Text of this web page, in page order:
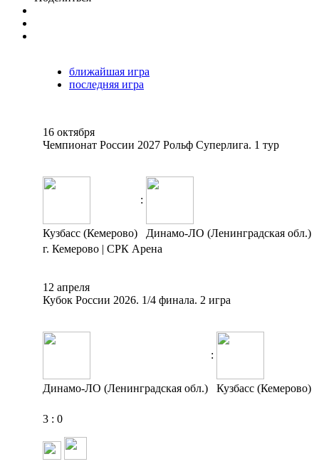
ближайшая игра
последняя игра
16 октября
Чемпионат России 2027 Рольф Суперлига. 1 тур
:
Кузбасс (Кемерово)
Динамо-ЛО (Ленинградская обл.)
г. Кемерово | СРК Арена
12 апреля
Кубок России 2026. 1/4 финала. 2 игра
:
Динамо-ЛО (Ленинградская обл.) Кузбасс (Кемерово)
3 : 0